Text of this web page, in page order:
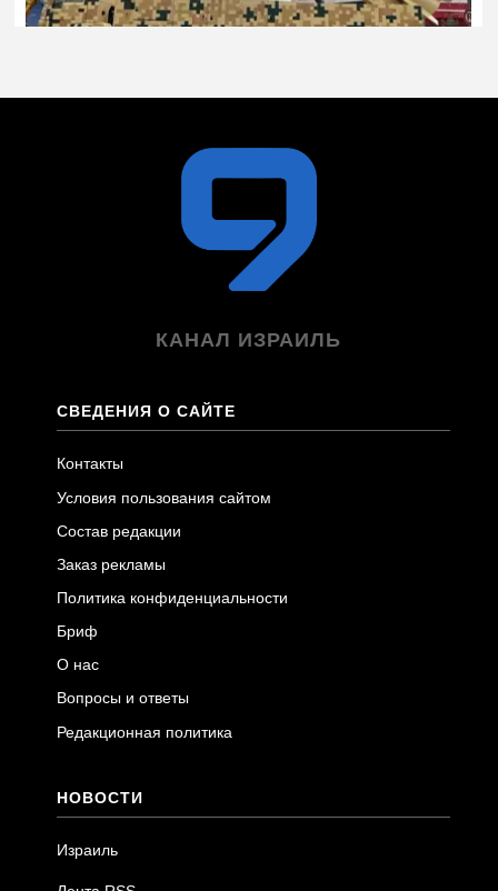
КАНАЛ ИЗРАИЛЬ
СВЕДЕНИЯ О САЙТЕ
Контакты
Условия пользования сайтом
Состав редакции
Заказ рекламы
Политика конфиденциальности
Бриф
О нас
Вопросы и ответы
Редакционная политика
НОВОСТИ
Израиль